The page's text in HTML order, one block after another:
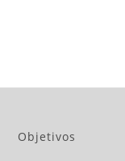
Objetivos